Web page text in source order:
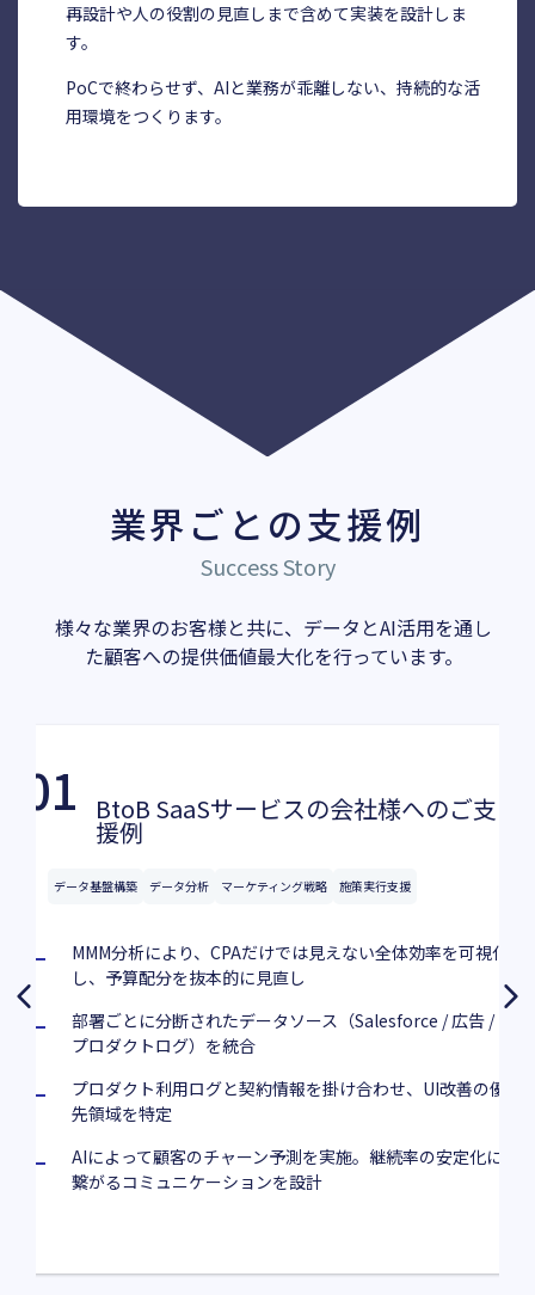
再設計や人の役割の見直しまで含めて実装を設計しま
す。
PoCで終わらせず、AIと業務が乖離しない、持続的な活
用環境をつくります。
業界ごとの支援例
Success Story
様々な業界のお客様と共に、データとAI活用を通し
た顧客への提供価値最大化を行っています。
01 BtoB SaaSサービスの会社様へのご支
援例
データ基盤構築 データ分析 マーケティング戦略 施策実行支援
MMM分析により、CPAだけでは見えない全体効率を可視化
し、予算配分を抜本的に見直し
部署ごとに分断されたデータソース（Salesforce / 広告 /
プロダクトログ）を統合
プロダクト利用ログと契約情報を掛け合わせ、UI改善の優
先領域を特定
AIによって顧客のチャーン予測を実施。継続率の安定化に
繋がるコミュニケーションを設計